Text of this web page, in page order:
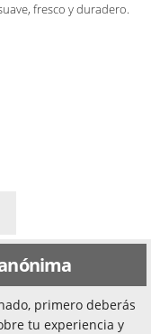
fresco y duradero.
primero deberás
tu experiencia y